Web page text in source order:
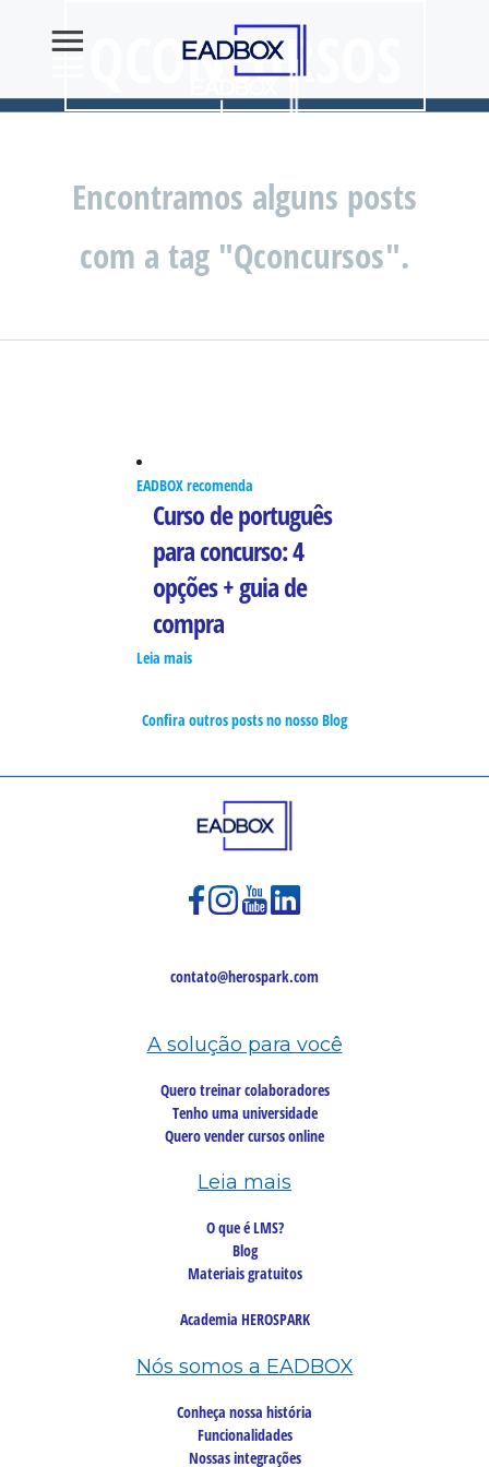
QCONCURSOS
Encontramos alguns posts
com a tag "Qconcursos".
EADBOX recomenda
Curso de português
para concurso: 4
opções + guia de
compra
Leia mais
Confira outros posts no nosso Blog
contato@herospark.com
A solução para você
Quero treinar colaboradores
Tenho uma universidade
Quero vender cursos online
Leia mais
O que é LMS?
Blog
Materiais gratuitos
Academia HEROSPARK
Nós somos a EADBOX
Conheça nossa história
Funcionalidades
Nossas integrações